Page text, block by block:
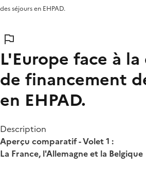
des séjours en EHPAD.
L'Europe face à
de financement
en EHPAD.
Description
Aperçu comparatif - Volet 1 :
La France, l'Allemagne et la Belgique